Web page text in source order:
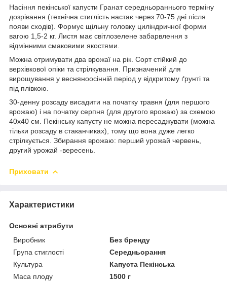
Насіння пекінської капусти Гранат середньораннього терміну
дозрівання (технічна стиглість настає через 70-75 дні після
появи сходів). Формує щільну головку циліндричної форми
вагою 1,5-2 кг. Листя має світлозелене забарвлення з
відмінними смаковими якостями.
Можна отримувати два врожаї на рік. Сорт стійкий до
верхівкової опіки та стрілкування. Призначений для
вирощування у весняноосінній період у відкритому ґрунті та
під плівкою.
30-денну розсаду висадити на початку травня (для першого
врожаю) і на початку серпня (для другого врожаю) за схемою
40х40 см. Пекінську капусту не можна пересаджувати (можна
тільки розсаду в стаканчиках), тому що вона дуже легко
стрілкується. Збирання врожаю: перший урожай червень,
другий урожай -вересень.
Приховати
Характеристики
Основні атрибути
Виробник
Без бренду
Група стиглості
Середньорання
Культура
Капуста Пекінська
Маса плоду
1500 г